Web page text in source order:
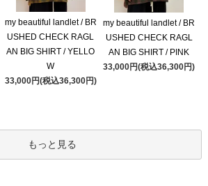
my beautiful landlet / BR
USHED CHECK RAGL
AN BIG SHIRT / YELLO
W
33,000円(税込36,300円)
my beautiful landlet / BR
USHED CHECK RAGL
AN BIG SHIRT / PINK
33,000円(税込36,300円)
もっと見る